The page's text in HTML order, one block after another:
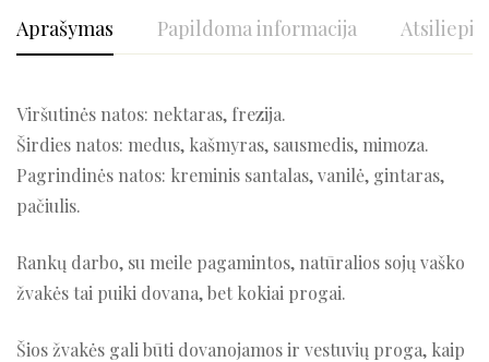
Aprašymas Papildoma informacija
Viršutinės natos: nektaras, frezija.
Širdies natos: medus, kašmyras, sausmedis, mimoza.
Pagrindinės natos: kreminis santalas, vanilė, gintaras,
pačiulis.
Rankų darbo, su meile pagamintos, natūralios sojų vaško
žvakės tai puiki dovana, bet kokiai progai.
Šios žvakės gali būti dovanojamos ir vestuvių proga, kaip